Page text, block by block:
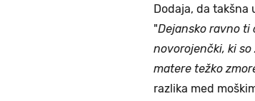
Dodaja, da
"Dejansko ravno
novorojenčki, ki
matere težko
razlika med